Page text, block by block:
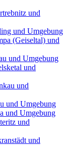
und
und Umgebung
(Geiseltal) und
und Umgebung
und
und
und Umgebung
und Umgebung
und
und